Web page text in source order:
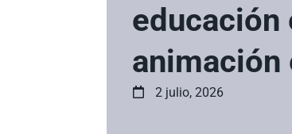
educación
2 julio, 2026